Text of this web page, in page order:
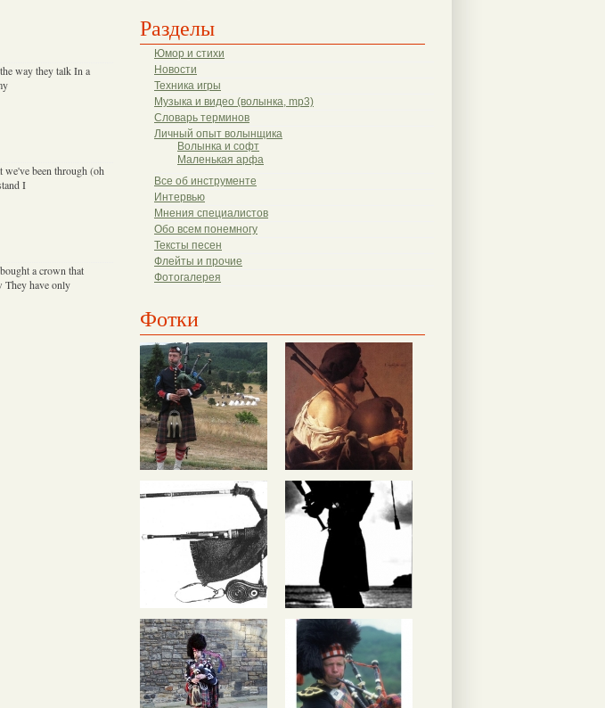
Разделы
Юмор и стихи
Новости
Техника игры
Музыка и видео (волынка, mp3)
Словарь терминов
Личный опыт волынщика
Волынка и софт
Маленькая арфа
Все об инструменте
Интервью
Мнения специалистов
Обо всем понемногу
Тексты песен
Флейты и прочие
Фотогалерея
Фотки
way they talk In a
been through (oh
I
a crown that
They have only